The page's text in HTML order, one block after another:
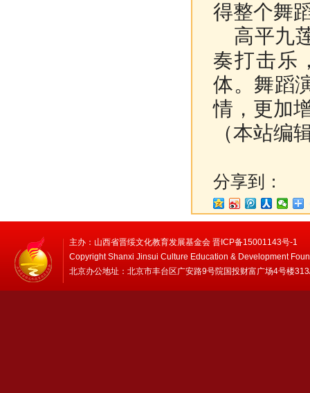
得整个舞
高平九
奏打击乐
体。舞蹈
情，更加
（本站编
分享到：
主办：山西省晋绥文化教育发展基金会 晋ICP备15001143号-1
Copyright Shanxi Jinsui Culture Education & Development
北京办公地址：北京市丰台区广安路9号院国投财富广场4号楼